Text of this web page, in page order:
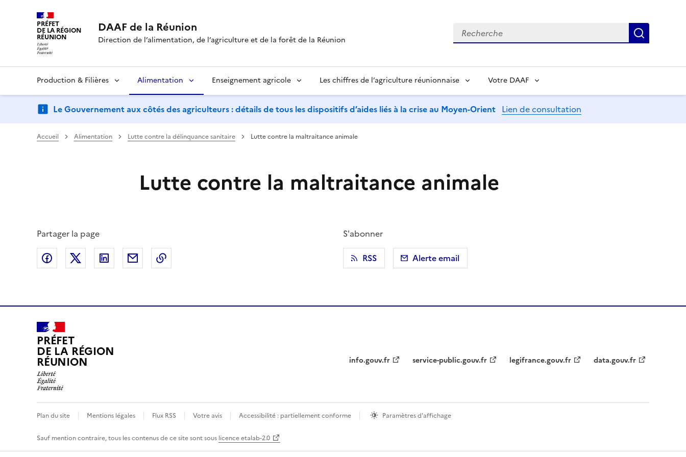
PRÉFET
DE LA RÉGION
RÉUNION
DAAF de la Réunion
Direction de l’alimentation, de l’agriculture et de la forêt de la Réunion
Recherche
Production & Filières Alimentation Enseignement agricole Les chiffres de l’agriculture réunionnaise Votre DAAF
Le Gouvernement aux côtés des agriculteurs : détails de tous les dispositifs d’aides liés à la crise au Moyen-Orient Lien de consultation
Accueil Alimentation Lutte contre la délinquance sanitaire Lutte contre la maltraitance animale
Lutte contre la maltraitance animale
Partager la page
Partager sur Facebook
Partager sur X (anciennement Twitter)
Partager sur LinkedIn
Partager par email
S'abonner
RSS
Alerte email
PRÉFET
DE LA RÉGION
RÉUNION info.gouv.fr service-public.gouv.fr legifrance.gouv.fr data.gouv.fr
Plan du site Mentions légales Flux RSS Votre avis Accessibilité : partiellement conforme Paramètres d'affichage
Sauf mention contraire, tous les contenus de ce site sont sous licence etalab-2.0